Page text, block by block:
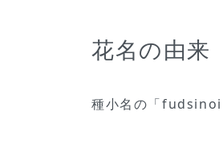
花名の由来
種小名の「fudsinoi